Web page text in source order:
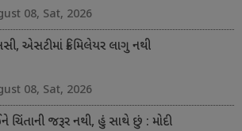
08, Sat, 2026
એસટીમાં ક્રિમિલેયર લાગુ નથી
08, Sat, 2026
ચિંતાની જરૂર નથી, હું સાથે છું : મોદી